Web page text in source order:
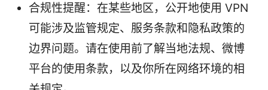
合规性提醒：在某些地区，公开地使用 VPN
可能涉及监管规定、服务条款和隐私政策的
边界问题。请在使用前了解当地法规、微博
平台的使用条款，以及你所在网络环境的相